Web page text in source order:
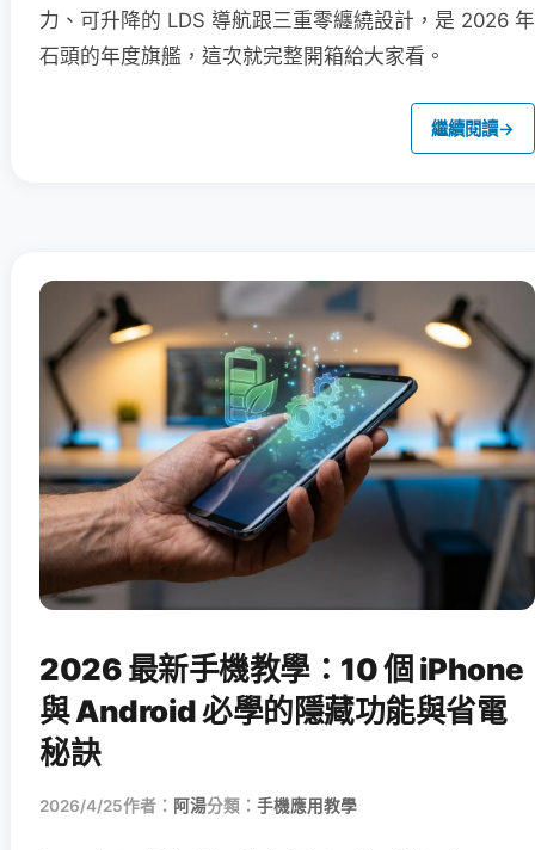
力、可升降的 LDS 導航跟三重零纏繞設計，是 2026 年
石頭的年度旗艦，這次就完整開箱給大家看。
繼續閱讀→
2026 最新手機教學：10 個 iPhone
與 Android 必學的隱藏功能與省電
秘訣
2026/4/25作者： 阿湯分類： 手機應用教學